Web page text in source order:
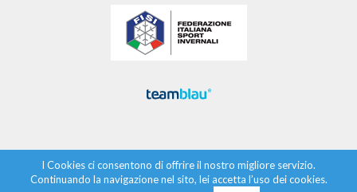
I Cookies ci consentono di offrire il nostro migliore servizio.
Continuando la navigazione nel sito, lei accetta l’uso dei cookies.